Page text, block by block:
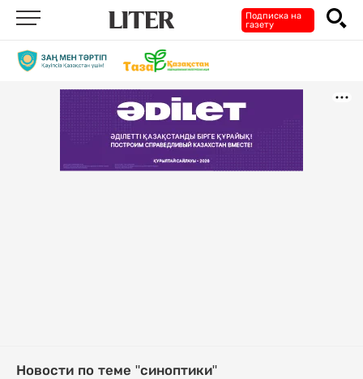
Подписка на
газету
Новости по теме "синоптики"